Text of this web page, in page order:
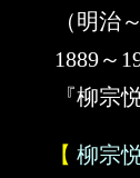
（明治
1889～
『柳宗
【 柳宗